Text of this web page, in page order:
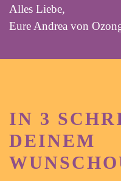
Alles Liebe,
Eure Andrea von
IN 3
DEINEM